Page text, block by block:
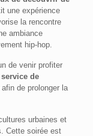
une expérience
la rencontre
ambiance
hip-hop.
de venir profiter
de
de prolonger la
urbaines et
Cette soirée est